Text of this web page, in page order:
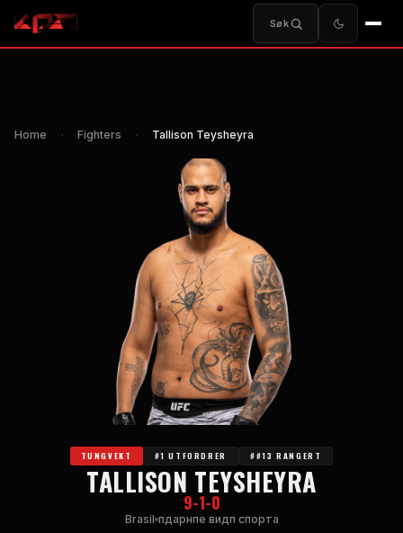
Søk
Home ・ Fighters ・ Tallison Teysheyra
TUNGVEKT #1 UTFORDRER ##13 RANGERT
TALLISON TEYSHEYRA
9-1-0
Brasil пдарнпе видп спорта